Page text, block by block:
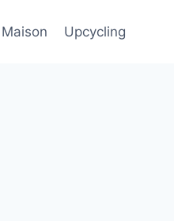
Maison Upcycling